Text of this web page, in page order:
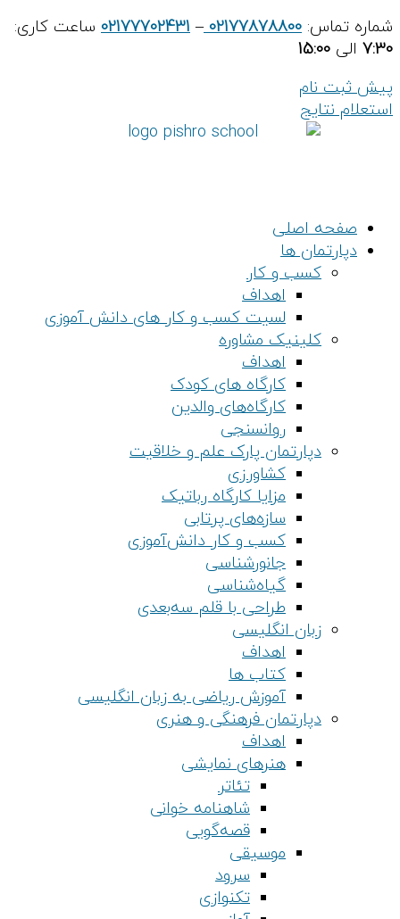
پرش
به
شماره تماس: 02177878800
–
02177702431 ساعت کاری:
7:30 الی 15:00
پیش ثبت نام
استعلام نتایج
صفحه اصلی
دپارتمان ها
کسب و کار
اهداف
لسیت کسب و کار های دانش آموزی
کلینیک مشاوره
اهداف
کارگاه های کودک
کارگاه‌های والدین
روانسنجی
دپارتمان پارک علم و خلاقیت
کشاورزی
مزایا کارگاه رباتیک
سازه‌های پرتابی
کسب و کار دانش‌آموزی
جانورشناسی
گیاه‌شناسی
طراحی با قلم سه‌بعدی
زبان انگلیسی
اهداف
کتاب ها
آموزش ریاضی به زبان انگلیسی
دپارتمان فرهنگی و هنری
اهداف
هنرهای نمایشی
تئاتر
شاهنامه خوانی
قصه‌گویی
موسیقی
سرود
تکنوازی